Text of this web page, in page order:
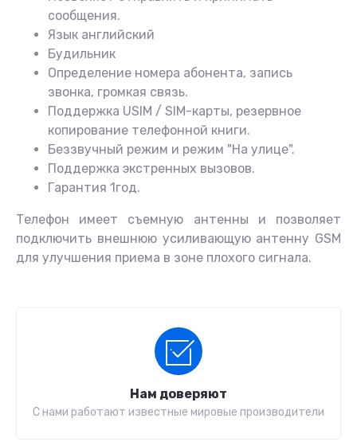
сообщения.
Язык английский
Будильник
Определение номера абонента, запись
звонка, громкая связь.
Поддержка USIM / SIM-карты, резервное
копирование телефонной книги.
Беззвучный режим и режим "На улице".
Поддержка экстренных вызовов.
Гарантия 1год.
Телефон имеет съемную антенны и позволяет
подключить внешнюю усиливающую антенну GSM
для улучшения приема в зоне плохого сигнала.
Нам доверяют
С нами работают известные мировые производители